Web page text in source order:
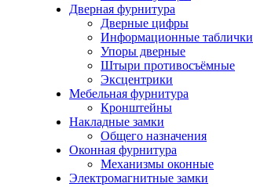
Дверная фурнитура
Дверные цифры
Информационные таблички
Упоры дверные
Штыри противосъёмные
Эксцентрики
Мебельная фурнитура
Кронштейны
Накладные замки
Общего назначения
Оконная фурнитура
Механизмы оконные
Электромагнитные замки